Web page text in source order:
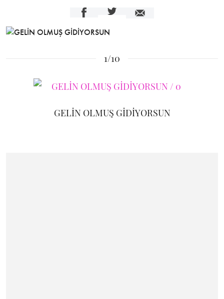
1/10
GELİN OLMUŞ GİDİYORSUN